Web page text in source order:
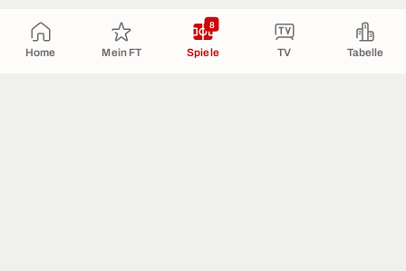
Home Mein FT Spiele
8
TV Tabelle